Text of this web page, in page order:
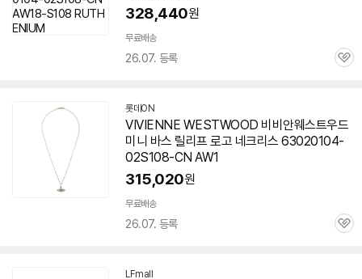
328,440원
무료배송
26.07. 등록
관
롯데ON
VIVIENNE WESTWOOD 비비안웨스트우드
미니 바스 릴리프 로고 네크리스 63020104-
02S108-CN AW1
315,020원
무료배송
26.07. 등록
관
LFmall